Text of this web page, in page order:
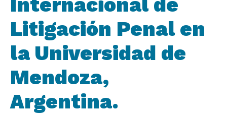
Internacional de
Litigación Penal en
la Universidad de
Mendoza,
Argentina.